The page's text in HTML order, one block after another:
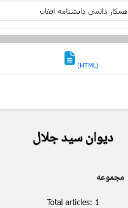
همکار دائمی دانشنامه افغان
(HTML)
دیوان سید جلال
مجموعه
Total articles: 1